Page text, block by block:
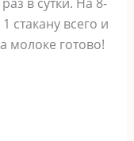
стакану всего и
молоке готово!